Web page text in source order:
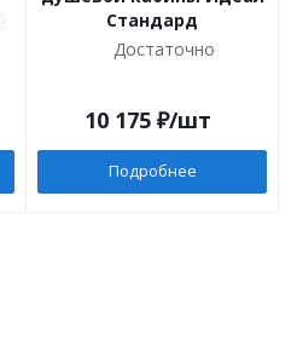
Стандард
Достаточно
10 175 ₽/шт
Подробнее